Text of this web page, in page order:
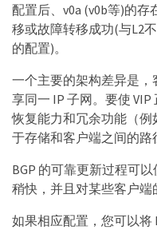
配置后、v0a (v0b等)的
移或故障转移成功(与L2
的配置)。
一个主要的架构差异是，
享同一 IP 子网。要使
恢复能力和冗余功能（例
于存储和客户端之间的路
BGP 的可靠更新过程可
稍快，并且对某些客户端
如果相应配置，您可以将